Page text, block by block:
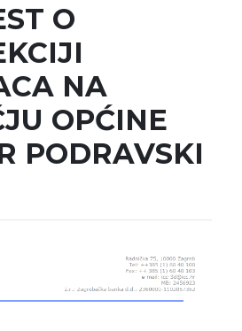
O
NA
OPĆINE
PODRAVSKI